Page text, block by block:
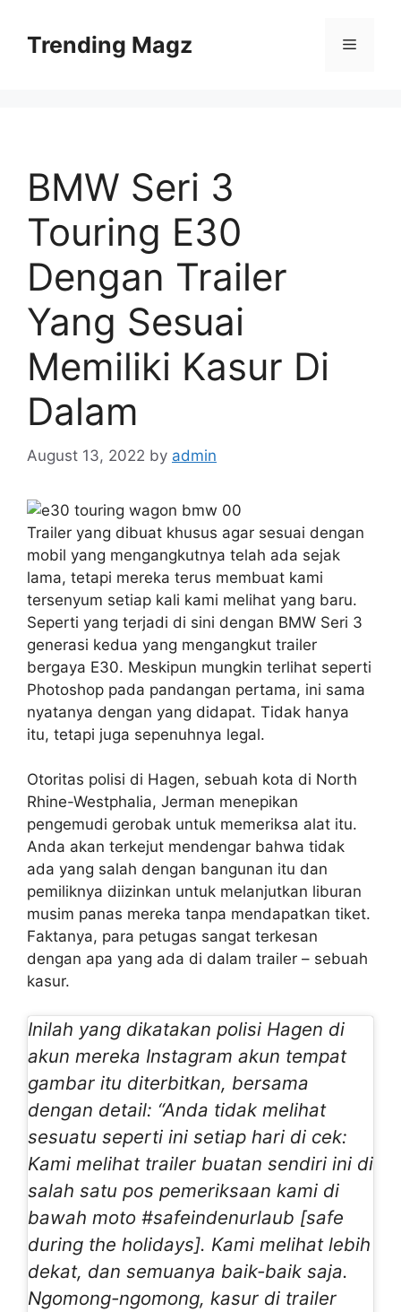
contentTrending Magz Menu
BMW Seri 3
Touring E30
Dengan Trailer
Yang Sesuai
Memiliki Kasur Di
Dalam
August 13, 2022 by admin
Trailer yang dibuat khusus agar sesuai dengan
mobil yang mengangkutnya telah ada sejak
lama, tetapi mereka terus membuat kami
tersenyum setiap kali kami melihat yang baru.
Seperti yang terjadi di sini dengan BMW Seri 3
generasi kedua yang mengangkut trailer
bergaya E30. Meskipun mungkin terlihat seperti
Photoshop pada pandangan pertama, ini sama
nyatanya dengan yang didapat. Tidak hanya
itu, tetapi juga sepenuhnya legal.
Otoritas polisi di Hagen, sebuah kota di North
Rhine-Westphalia, Jerman menepikan
pengemudi gerobak untuk memeriksa alat itu.
Anda akan terkejut mendengar bahwa tidak
ada yang salah dengan bangunan itu dan
pemiliknya diizinkan untuk melanjutkan liburan
musim panas mereka tanpa mendapatkan tiket.
Faktanya, para petugas sangat terkesan
dengan apa yang ada di dalam trailer – sebuah
kasur.
Inilah yang dikatakan polisi Hagen di
akun mereka Instagram akun tempat
gambar itu diterbitkan, bersama
dengan detail: “Anda tidak melihat
sesuatu seperti ini setiap hari di cek:
Kami melihat trailer buatan sendiri ini di
salah satu pos pemeriksaan kami di
bawah moto #safeindenurlaub [safe
during the holidays]. Kami melihat lebih
dekat, dan semuanya baik-baik saja.
Ngomong-ngomong, kasur di trailer